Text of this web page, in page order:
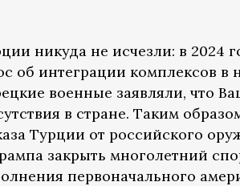
никуда не исчезли: в 2024
об интеграции комплексов в
военные заявляли, что
в стране. Таким
Турции от российского
закрыть многолетний
первоначального